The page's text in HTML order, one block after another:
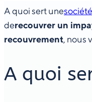
A quoi sert une
derecouvrer un
recouvrement, nous
A quoi